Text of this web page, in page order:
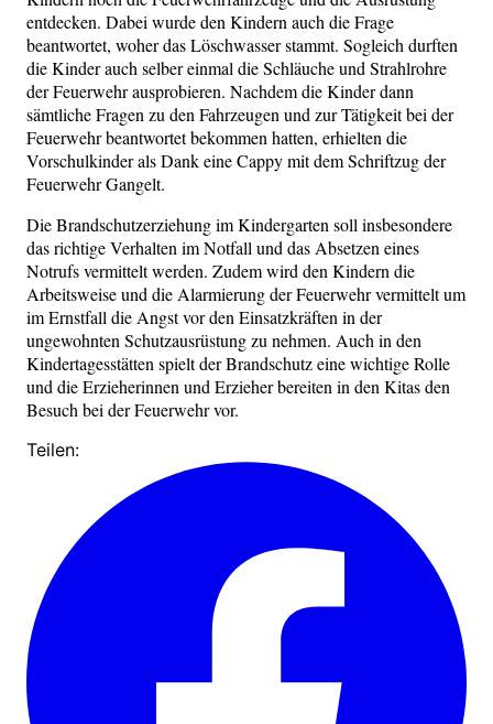
entdecken. Dabei wurde den Kindern auch die Frage
beantwortet, woher das Löschwasser stammt. Sogleich durften
die Kinder auch selber einmal die Schläuche und Strahlrohre
der Feuerwehr ausprobieren. Nachdem die Kinder dann
sämtliche Fragen zu den Fahrzeugen und zur Tätigkeit bei der
Feuerwehr beantwortet bekommen hatten, erhielten die
Vorschulkinder als Dank eine Cappy mit dem Schriftzug der
Feuerwehr Gangelt.
Die Brandschutzerziehung im Kindergarten soll insbesondere
das richtige Verhalten im Notfall und das Absetzen eines
Notrufs vermittelt werden. Zudem wird den Kindern die
Arbeitsweise und die Alarmierung der Feuerwehr vermittelt um
im Ernstfall die Angst vor den Einsatzkräften in der
ungewohnten Schutzausrüstung zu nehmen. Auch in den
Kindertagesstätten spielt der Brandschutz eine wichtige Rolle
und die Erzieherinnen und Erzieher bereiten in den Kitas den
Besuch bei der Feuerwehr vor.
Teilen: